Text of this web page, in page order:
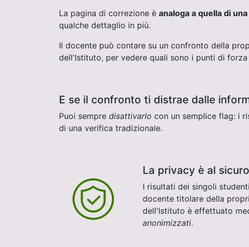
La pagina di correzione è analoga a quella di
qualche dettaglio in più.
Il docente può contare su un confronto della
dell'Istituto, per vedere quali sono i punti di
E se il confronto ti distrae dalle
Puoi sempre disattivarlo con un semplice flag: i
di una verifica tradizionale.
La privacy è al sicuro
I risultati dei singoli
docente titolare della
dell'Istituto è effettuato
anonimizzati.